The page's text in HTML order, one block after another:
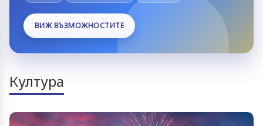
ВИЖ ВЪЗМОЖНОСТИТЕ
Култура